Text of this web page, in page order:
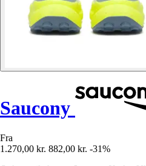
Saucony
Fra
1.270,00 kr. 882,00 kr. -31%